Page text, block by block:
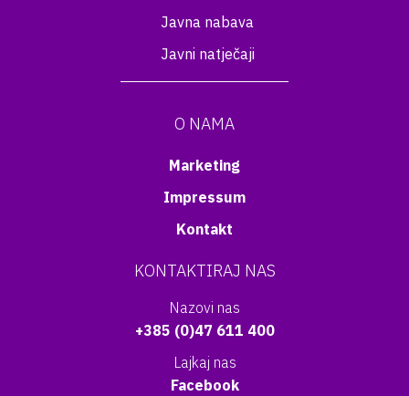
Javna nabava
Javni natječaji
O NAMA
Marketing
Impressum
Kontakt
KONTAKTIRAJ NAS
Nazovi nas
+385 (0)47 611 400
Lajkaj nas
Facebook